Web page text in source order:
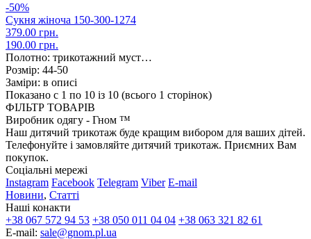
-50%
Сукня жіноча 150-300-1274
379.00 грн.
190.00 грн.
Полотно: трикотажний муст…
Розмір: 44-50
Заміри: в описі
Показано с 1 по 10 із 10 (всього 1 сторінок)
ФІЛЬТР ТОВАРІВ
Виробник одягу - Гном ™
Наш дитячий трикотаж буде кращим вибором для ваших дітей.
Телефонуйте і замовляйте дитячий трикотаж. Приємних Вам
покупок.
Соціальні мережі
Instagram Facebook Telegram Viber E-mail
Новини, Статті
Наші конакти
+38 067 572 94 53 +38 050 011 04 04 +38 063 321 82 61
E-mail: sale@gnom.pl.ua